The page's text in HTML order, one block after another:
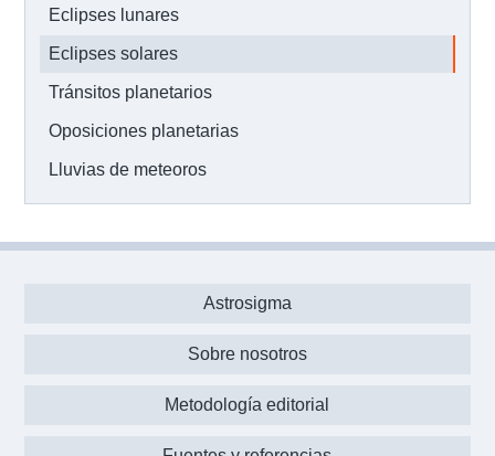
Eclipses lunares
Eclipses solares
Tránsitos planetarios
Oposiciones planetarias
Lluvias de meteoros
Astrosigma
Sobre nosotros
Metodología editorial